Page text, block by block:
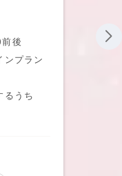
後
ンプラン
るうち